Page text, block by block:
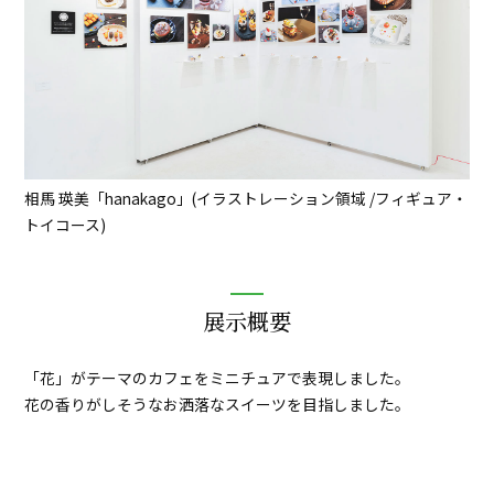
相馬 瑛美「hanakago」(イラストレーション領域 /フィギュア・
トイコース)
展示概要
「花」がテーマのカフェをミニチュアで表現しました。
花の香りがしそうなお洒落なスイーツを目指しました。